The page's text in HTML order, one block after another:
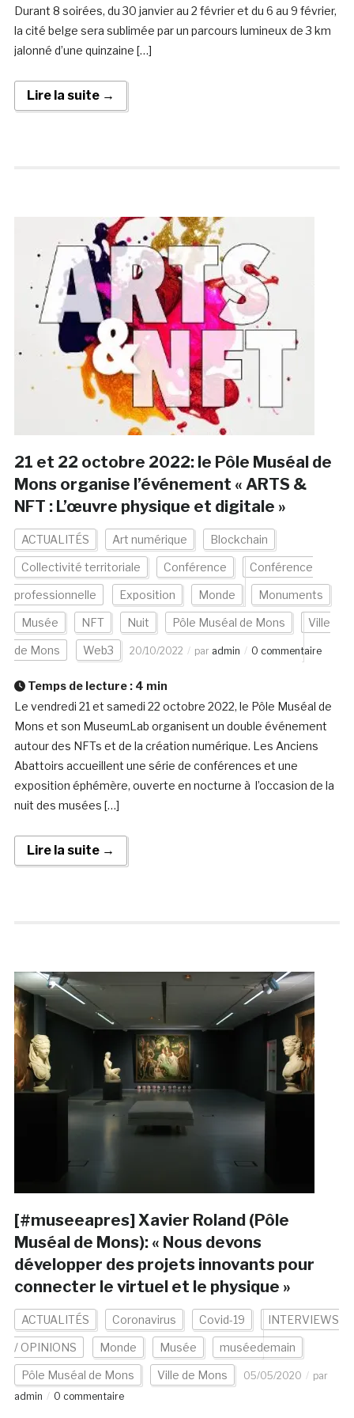
Durant 8 soirées, du 30 janvier au 2 février et du 6 au 9 février,
la cité belge sera sublimée par un parcours lumineux de 3 km
jalonné d’une quinzaine […]
Lire la suite →
21 et 22 octobre 2022: le Pôle Muséal de
Mons organise l’événement « ARTS &
NFT : L’œuvre physique et digitale »
ACTUALITÉS Art numérique Blockchain
Collectivité territoriale Conférence Conférence
professionnelle Exposition Monde Monuments
Musée NFT Nuit Pôle Muséal de Mons Ville
de Mons Web3 20/10/2022 par admin 0 commentaire
Temps de lecture : 4 min
Le vendredi 21 et samedi 22 octobre 2022, le Pôle Muséal de
Mons et son MuseumLab organisent un double événement
autour des NFTs et de la création numérique. Les Anciens
Abattoirs accueillent une série de conférences et une
exposition éphémère, ouverte en nocturne à l’occasion de la
nuit des musées […]
Lire la suite →
[#museeapres] Xavier Roland (Pôle
Muséal de Mons): « Nous devons
développer des projets innovants pour
connecter le virtuel et le physique »
ACTUALITÉS Coronavirus Covid-19 INTERVIEWS
/ OPINIONS Monde Musée muséedemain
Pôle Muséal de Mons Ville de Mons 05/05/2020
par
admin
0 commentaire